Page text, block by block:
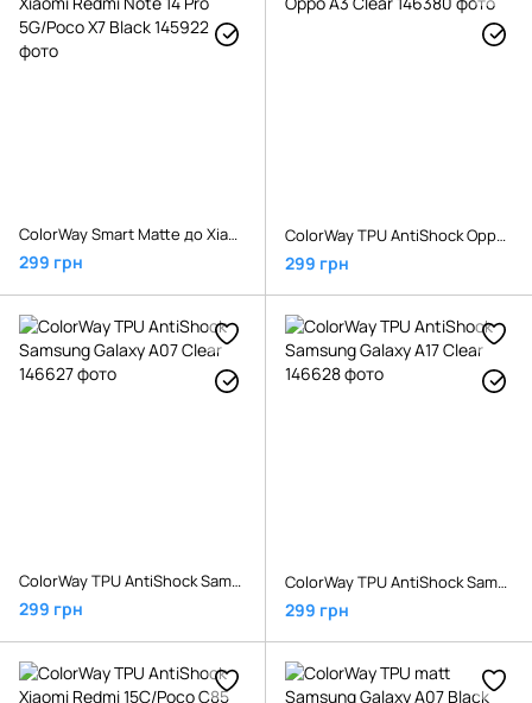
ColorWay Smart Matte до Xiaomi Redmi Note 14 Pro 5G/Poco X7 Black
299 грн
ColorWay TPU AntiShock Oppo A3 Clear
299 грн
ColorWay TPU AntiShock Samsung Galaxy A07 Clear
299 грн
ColorWay TPU AntiShock Samsung Galaxy A17 Clear
299 грн